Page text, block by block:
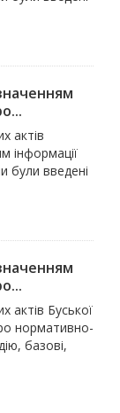
актів
інформації
були введені
актів Буської
нормативно-
базові,